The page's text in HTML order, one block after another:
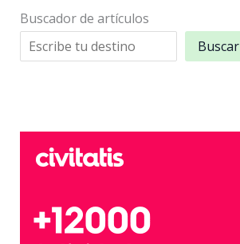
Buscador de artículos
Buscar